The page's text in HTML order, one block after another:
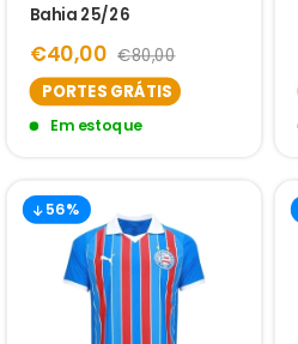
Bahia 25/26
€40,00 €80,00
PORTES GRÁTIS
Em estoque
56%